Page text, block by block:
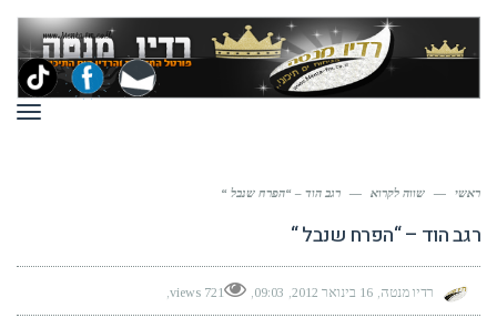
ראשי — שווה לקרוא — רגב הוד – “הפרח שנבל “
רגב הוד – “הפרח שנבל “
רדיו מנטה 16 בינואר 2012 09:03
721 views